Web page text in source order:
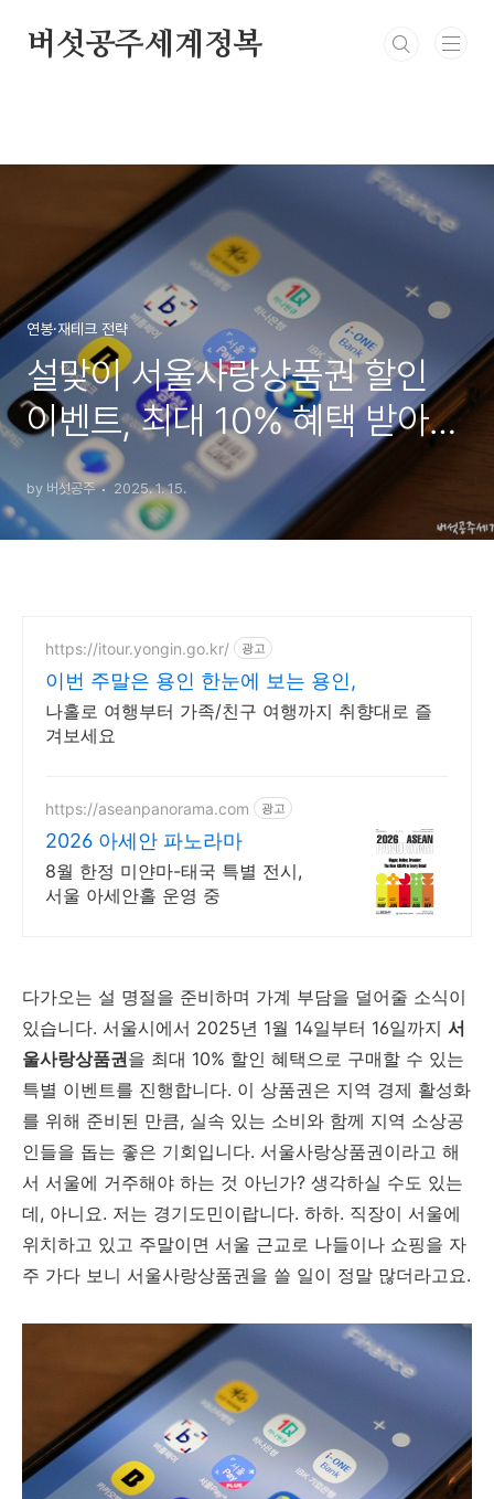
버섯공주세계정복
연봉·재테크 전략
설맞이 서울사랑상품권 할인
이벤트, 최대 10% 혜택 받아보
세요!
by 버섯공주 2025. 1. 15.
https://itour.yongin.go.kr/ 광고
이번 주말은 용인 한눈에 보는 용인,
나홀로 여행부터 가족/친구 여행까지 취향대로 즐
겨보세요
https://aseanpanorama.com 광고
2026 아세안 파노라마
8월 한정 미얀마-태국 특별 전시,
서울 아세안홀 운영 중
다가오는 설 명절을 준비하며 가계 부담을 덜어줄 소식이
있습니다. 서울시에서 2025년 1월 14일부터 16일까지 서
울사랑상품권을 최대 10% 할인 혜택으로 구매할 수 있는
특별 이벤트를 진행합니다. 이 상품권은 지역 경제 활성화
를 위해 준비된 만큼, 실속 있는 소비와 함께 지역 소상공
인들을 돕는 좋은 기회입니다. 서울사랑상품권이라고 해
서 서울에 거주해야 하는 것 아닌가? 생각하실 수도 있는
데, 아니요. 저는 경기도민이랍니다. 하하. 직장이 서울에
위치하고 있고 주말이면 서울 근교로 나들이나 쇼핑을 자
주 가다 보니 서울사랑상품권을 쓸 일이 정말 많더라고요.